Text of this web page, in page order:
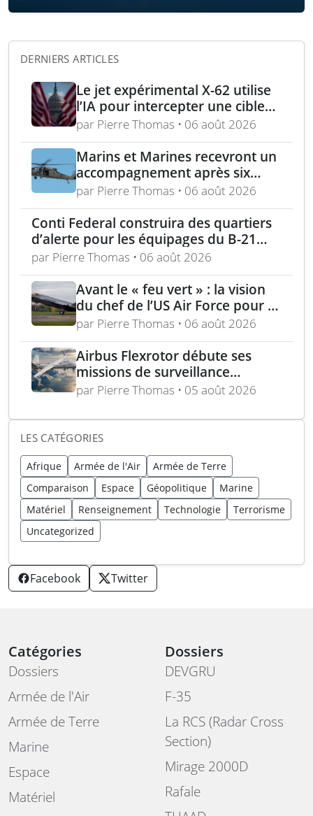
DERNIERS ARTICLES
Le jet expérimental X-62 utilise
l’IA pour intercepter une cible
aérienne en conditions réelles
par Pierre Thomas • 06 août 2026
Marins et Marines recevront un
accompagnement après six
mois d’exemptions médicales
au rasage
par Pierre Thomas • 06 août 2026
Conti Federal construira des quartiers
d’alerte pour les équipages du B-21
Raider
par Pierre Thomas • 06 août 2026
Avant le « feu vert » : la vision
du chef de l’US Air Force pour la
puissance aérienne alliée passe
par la langue, la culture et
l’expertise régionale
par Pierre Thomas • 06 août 2026
Airbus Flexrotor débute ses
missions de surveillance
maritime dans la région
baltique
par Pierre Thomas • 05 août 2026
LES CATÉGORIES
Afrique Armée de l'Air
Armée de Terre
Comparaison
Espace Géopolitique
Marine
Matériel
Renseignement Technologie
Terrorisme
Uncategorized
Facebook Twitter
Catégories
Dossiers
Armée de l'Air
Armée de Terre
Marine
Espace
Matériel
Dossiers
DEVGRU
F-35
La RCS (Radar Cross
Section)
Mirage 2000D
Rafale